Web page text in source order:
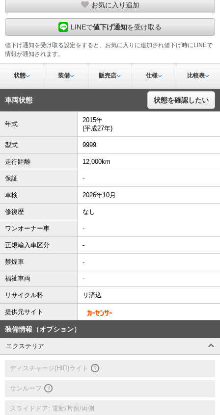
お気に入り追加
LINEで値下げ通知を受け取る
値下げ通知を受け取る設定をすると、お気に入りに追加され値下げ時にLINEで
情報が通知されます。
状態 装備 販売店 仕様 比較表
車両状態 状態を確認したい
年式
2015年
(平成27年)
型式 9999
走行距離 12,000km
保証 -
車検 2026年10月
修復歴 なし
ワンオーナー車 -
正規輸入車区分 -
禁煙車 -
福祉車両 -
リサイクル料 リ済込
提供元サイト
装備情報（オプション）
エクステリア
ディスチャージ(HID)ライト ？
サンルーフ ？
スライドドア: 電動/片側/両側